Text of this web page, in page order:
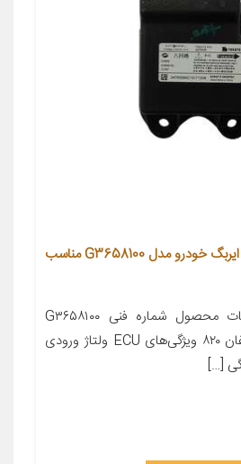
واحد کنترل الکترونیک ایربگ خودرو مدل G3658100 مناسب
معرفی محصول جزئیات محصول شماره فنی G۳۶۵۸۱۰۰
مناسب برای خودرو لیفان ۸۲۰ ویژگی‌های ECU ولتاژ ورودی